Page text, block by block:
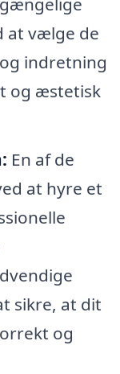
at vælge de
indretning
og æstetisk
En af de
at hyre et
sikre, at dit
og